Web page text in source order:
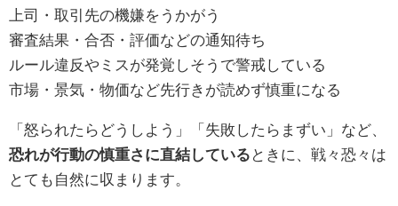
上司・取引先の機嫌をうかがう
審査結果・合否・評価などの通知待ち
ルール違反やミスが発覚しそうで警戒している
市場・景気・物価など先行きが読めず慎重になる
「怒られたらどうしよう」「失敗したらまずい」など、
恐れが行動の慎重さに直結している ときに、戦々恐々は
とても自然に収まります。